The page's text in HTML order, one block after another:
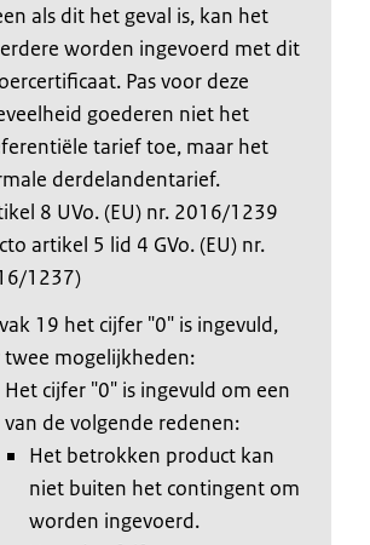
als dit het geval is, kan het
worden ingevoerd met dit
Pas voor deze
goederen niet het
tarief toe, maar het
derdelandentarief.
8 UVo. (EU) nr. 2016/1239
artikel 5 lid 4 GVo. (EU) nr.
1237)
19 het cijfer "0" is ingevuld,
twee mogelijkheden:
Het cijfer "0" is ingevuld om een
van de volgende redenen:
Het betrokken product kan
niet buiten het contingent om
worden ingevoerd.